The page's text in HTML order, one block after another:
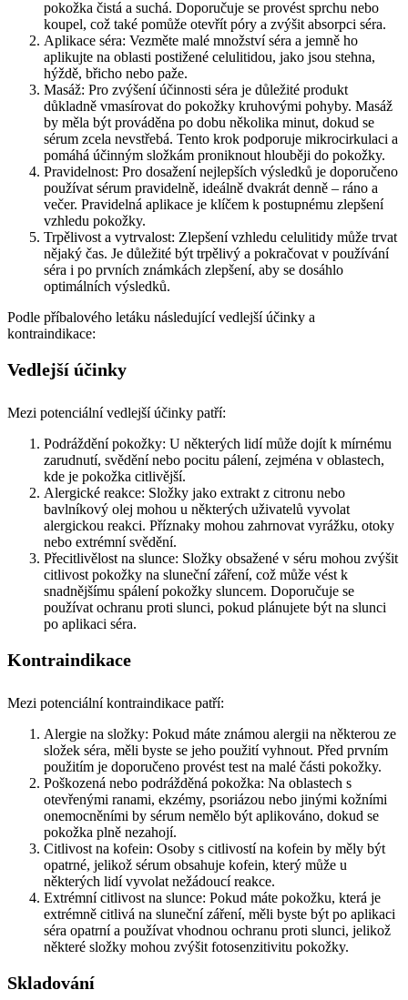
pokožka čistá a suchá. Doporučuje se provést sprchu nebo
koupel, což také pomůže otevřít póry a zvýšit absorpci séra.
Aplikace séra: Vezměte malé množství séra a jemně ho
aplikujte na oblasti postižené celulitidou, jako jsou stehna,
hýždě, břicho nebo paže.
Masáž: Pro zvýšení účinnosti séra je důležité produkt
důkladně vmasírovat do pokožky kruhovými pohyby. Masáž
by měla být prováděna po dobu několika minut, dokud se
sérum zcela nevstřebá. Tento krok podporuje mikrocirkulaci a
pomáhá účinným složkám proniknout hlouběji do pokožky.
Pravidelnost: Pro dosažení nejlepších výsledků je doporučeno
používat sérum pravidelně, ideálně dvakrát denně – ráno a
večer. Pravidelná aplikace je klíčem k postupnému zlepšení
vzhledu pokožky.
Trpělivost a vytrvalost: Zlepšení vzhledu celulitidy může trvat
nějaký čas. Je důležité být trpělivý a pokračovat v používání
séra i po prvních známkách zlepšení, aby se dosáhlo
optimálních výsledků.
Podle příbalového letáku následující vedlejší účinky a
kontraindikace:
Vedlejší účinky
Mezi potenciální vedlejší účinky patří:
Podráždění pokožky: U některých lidí může dojít k mírnému
zarudnutí, svědění nebo pocitu pálení, zejména v oblastech,
kde je pokožka citlivější.
Alergické reakce: Složky jako extrakt z citronu nebo
bavlníkový olej mohou u některých uživatelů vyvolat
alergickou reakci. Příznaky mohou zahrnovat vyrážku, otoky
nebo extrémní svědění.
Přecitlivělost na slunce: Složky obsažené v séru mohou zvýšit
citlivost pokožky na sluneční záření, což může vést k
snadnějšímu spálení pokožky sluncem. Doporučuje se
používat ochranu proti slunci, pokud plánujete být na slunci
po aplikaci séra.
Kontraindikace
Mezi potenciální kontraindikace patří:
Alergie na složky: Pokud máte známou alergii na některou ze
složek séra, měli byste se jeho použití vyhnout. Před prvním
použitím je doporučeno provést test na malé části pokožky.
Poškozená nebo podrážděná pokožka: Na oblastech s
otevřenými ranami, ekzémy, psoriázou nebo jinými kožními
onemocněními by sérum nemělo být aplikováno, dokud se
pokožka plně nezahojí.
Citlivost na kofein: Osoby s citlivostí na kofein by měly být
opatrné, jelikož sérum obsahuje kofein, který může u
některých lidí vyvolat nežádoucí reakce.
Extrémní citlivost na slunce: Pokud máte pokožku, která je
extrémně citlivá na sluneční záření, měli byste být po aplikaci
séra opatrní a používat vhodnou ochranu proti slunci, jelikož
některé složky mohou zvýšit fotosenzitivitu pokožky.
Skladování